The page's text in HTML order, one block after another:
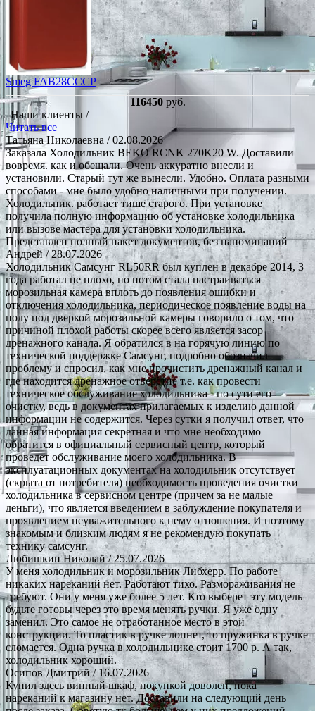
Smeg FAB28CCCP
116450руб.
Наши клиенты /
Читать все
Татьяна Николаевна / 02.08.2026
Заказала Холодильник BEKO RCNK 270K20 W. Доставили
вовремя. как и обещали. Очень аккуратно внесли и
установили. Старый тут же вынесли. Удобно. Оплата разными
способами - мне было удобно наличными при получении.
Холодильник. работает тише старого. При установке
получила полную информацию об установке холодильника
или вызове мастера для установки холодильника.
Представлен полный пакет документов, без напоминаний
Андрей/ 28.07.2026
Холодильник Самсунг RL50RR был куплен в декабре 2014, 3
года работал не плохо, но потом стала настраиваться
морозильная камера вплоть до появления ошибки и
отключения холодильника, периодическое появление воды на
полу под дверкой морозильной камеры говорило о том, что
причиной плохой работы скорее всего является засор
дренажного канала. Я обратился в на горячую линию по
технической поддержке Самсунг, подробно обозначил
проблему и спросил, как мне прочистить дренажный канал и
где находится дренажное отверстие т.е. как провести
техническое обслуживание холодильника - по сути его
очистку, ведь в документах прилагаемых к изделию данной
информации не содержится. Через сутки я получил ответ, что
данная информация секретная и что мне необходимо
обратится в официальный сервисный центр, который
проведет обслуживание моего холодильника. В
эксплуатационных документах на холодильник отсутствует
(скрыта от потребителя) необходимость проведения очистки
холодильника в сервисном центре (причем за не малые
деньги), что является введением в заблуждение покупателя и
проявлением неуважительного к нему отношения. И поэтому
знакомым и близким людям я не рекомендую покупать
технику самсунг.
Любишкин Николай/ 25.07.2026
У меня холодильник и морозильник Либхерр. По работе
никаких нареканий нет. Работают тихо. Размораживания не
требуют. Они у меня уже более 5 лет. Кто выберет эту модель
будьте готовы через это время менять ручки. Я уже одну
заменил. Это самое не отработанное место в этой
конструкции. То пластик в ручке лопнет, то пружинка в ручке
сломается. Одна ручка в холодильнике стоит 1700 р. А так,
холодильник хороший.
Осипов Дмитрий/ 16.07.2026
Купил здесь винный шкаф, покупкой доволен, пока
нареканий к магазину нет. Доставили на следующий день